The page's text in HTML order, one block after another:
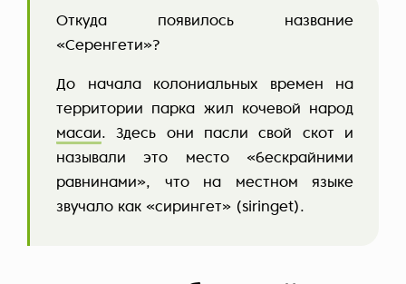
Откуда появилось название
«Серенгети»?
До начала колониальных времен на
территории парка жил кочевой народ
масаи. Здесь они пасли свой скот и
называли это место «бескрайними
равнинами», что на местном языке
звучало как «сирингет» (siringet).